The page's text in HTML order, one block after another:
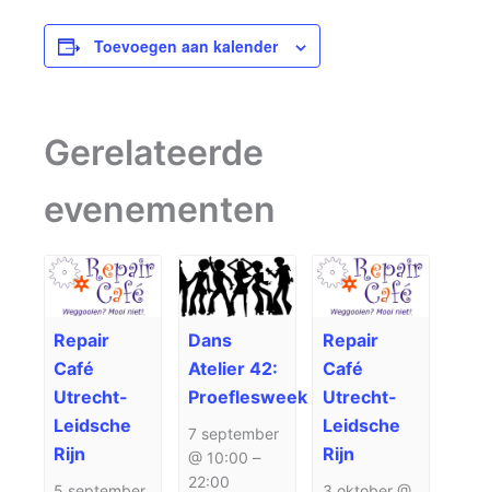
Toevoegen aan kalender
Gerelateerde
evenementen
Repair
Café
Utrecht-
Leidsche
Rijn
Dans
Atelier 42:
Proeflesweek
7 september
@ 10:00 –
22:00
Repair
Café
Utrecht-
Leidsche
Rijn